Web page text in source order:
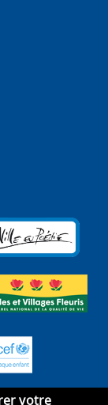
votre